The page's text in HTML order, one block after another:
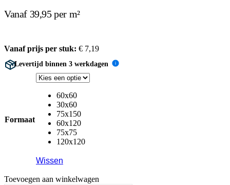
Vanaf 39,95 per m²
Vanaf prijs per stuk: € 7,19
Levertijd binnen 3 werkdagen i
Formaat
60x60
30x60
75x150
60x120
75x75
120x120
Wissen
Toevoegen aan winkelwagen